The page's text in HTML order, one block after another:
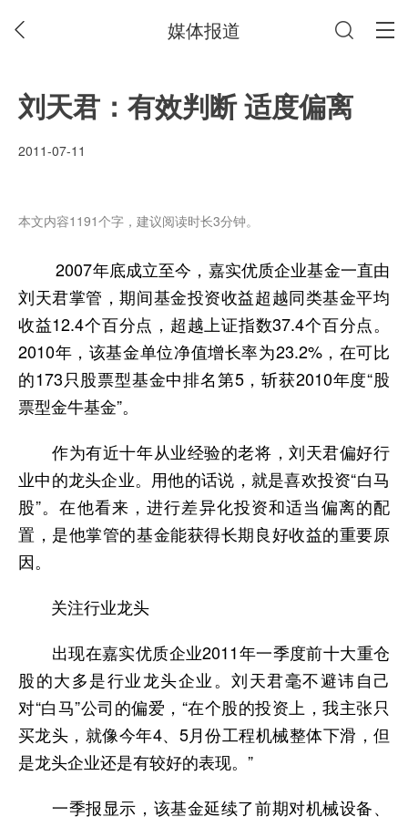
媒体报道
刘天君：有效判断 适度偏离
2011-07-11
本文内容1191个字，建议阅读时长3分钟。
2007年底成立至今，嘉实优质企业基金一直由
刘天君掌管，期间基金投资收益超越同类基金平均
收益12.4个百分点，超越上证指数37.4个百分点。
2010年，该基金单位净值增长率为23.2%，在可比
的173只股票型基金中排名第5，斩获2010年度“股
票型金牛基金”。
作为有近十年从业经验的老将，刘天君偏好行
业中的龙头企业。用他的话说，就是喜欢投资“白马
股”。在他看来，进行差异化投资和适当偏离的配
置，是他掌管的基金能获得长期良好收益的重要原
因。
关注行业龙头
出现在嘉实优质企业2011年一季度前十大重仓
股的大多是行业龙头企业。刘天君毫不避讳自己
对“白马”公司的偏爱，“在个股的投资上，我主张只
买龙头，就像今年4、 5月份工程机械整体下滑，但
是龙头企业还是有较好的表现。”
一季报显示，该基金延续了前期对机械设备、